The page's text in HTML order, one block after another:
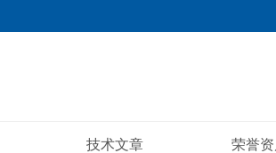
技术文章 荣誉